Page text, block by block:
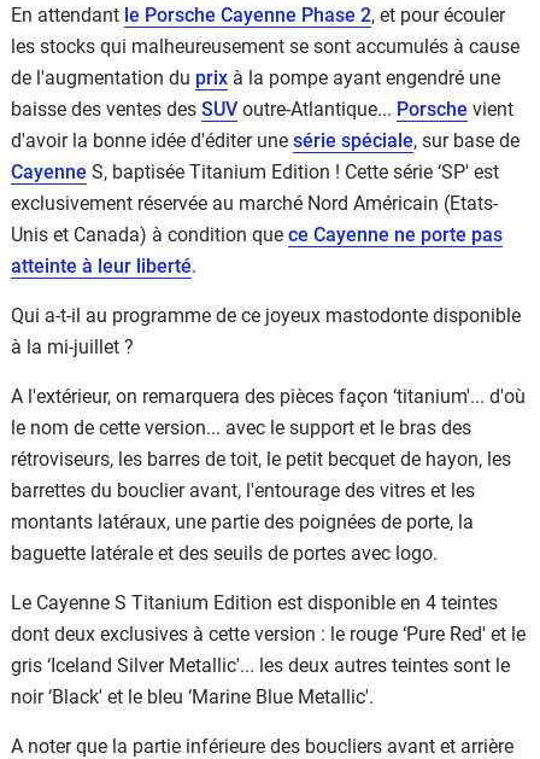
En attendant le Porsche Cayenne Phase 2, et pour écouler
les stocks qui malheureusement se sont accumulés à cause
de l'augmentation du prix à la pompe ayant engendré une
baisse des ventes des SUV outre-Atlantique... Porsche vient
d'avoir la bonne idée d'éditer une série spéciale, sur base de
Cayenne S, baptisée Titanium Edition ! Cette série ‘SP' est
exclusivement réservée au marché Nord Américain (Etats-
Unis et Canada) à condition que ce Cayenne ne porte pas
atteinte à leur liberté.
Qui a-t-il au programme de ce joyeux mastodonte disponible
à la mi-juillet ?
A l'extérieur, on remarquera des pièces façon ‘titanium'... d'où
le nom de cette version... avec le support et le bras des
rétroviseurs, les barres de toit, le petit becquet de hayon, les
barrettes du bouclier avant, l'entourage des vitres et les
montants latéraux, une partie des poignées de porte, la
baguette latérale et des seuils de portes avec logo.
Le Cayenne S Titanium Edition est disponible en 4 teintes
dont deux exclusives à cette version : le rouge ‘Pure Red' et le
gris ‘Iceland Silver Metallic'... les deux autres teintes sont le
noir ‘Black' et le bleu ‘Marine Blue Metallic'.
A noter que la partie inférieure des boucliers avant et arrière